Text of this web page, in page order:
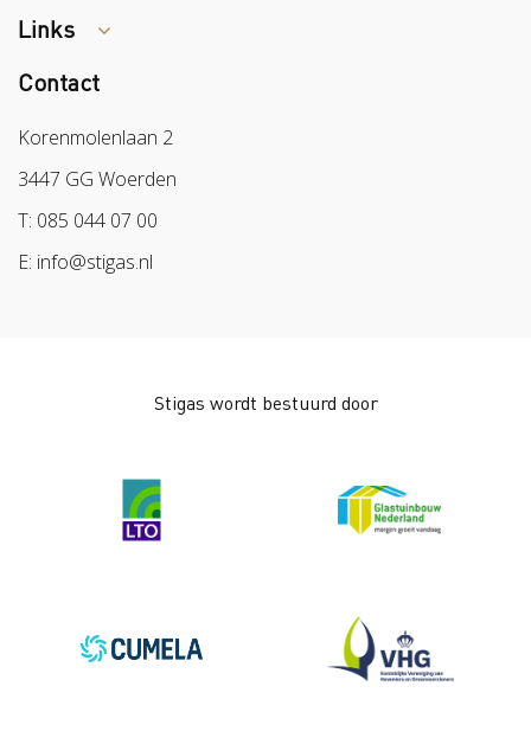
Tips arbocatalogus?
Links
Colland
Sazas
BPL
Arbeidsmarkt
Contact
Korenmolenlaan 2
3447 GG Woerden
T: 085 044 07 00
E: info@stigas.nl
Stigas wordt bestuurd door